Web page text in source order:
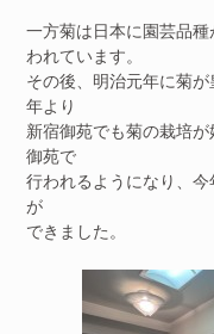
一方菊は日本に園芸品
われています。
その後、明治元年に菊
年より
新宿御苑でも菊の栽培
御苑で
行われるようになり、
が
できました。